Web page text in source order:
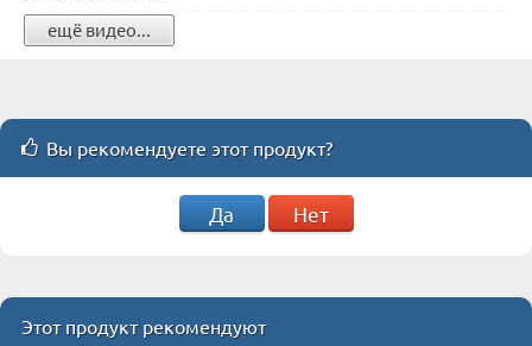
ещё видео...
Вы рекомендуете этот продукт?
Да Нет
Этот продукт рекомендуют